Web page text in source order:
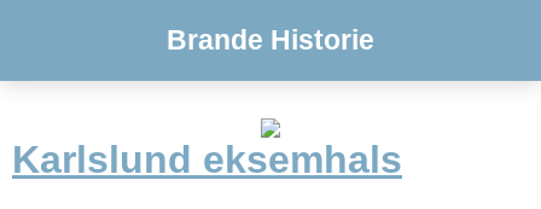
Brande Historie
Karlslund eksemhals